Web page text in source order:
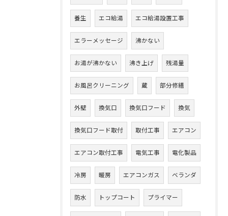
養生 エコ給湯 エコ給湯設置工事
エラーメッセージ 沸かない
お湯が沸かない 沸き上げ 残湯量
お風呂クリーニング 蔵 部分修繕
外壁 換気口 換気口フード 換気
換気口フード取付 取付工事 エアコン
エアコン取付工事 電気工事 電化製品
冷房 暖房 エアコンガス ベランダ
防水 トップコート プライマー